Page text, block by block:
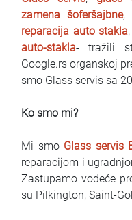
Kontakt
MАКЕДОНСКИ
ENGLISH
DEUTSCH
zamena šoferšajbne,
reparacija auto stakla,
auto-stakla- tražili
Google.rs organskoj
smo Glass servis sa
Ko smo mi?
Mi smo Glass servis
reparacijom i
Zastupamo vodeće
su Pilkington, Saint-